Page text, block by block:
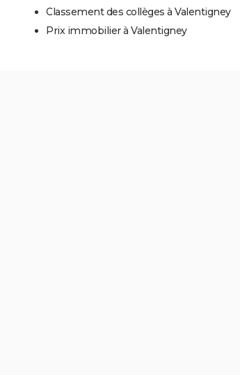
Classement des collèges à Valentigney
Prix immobilier à Valentigney